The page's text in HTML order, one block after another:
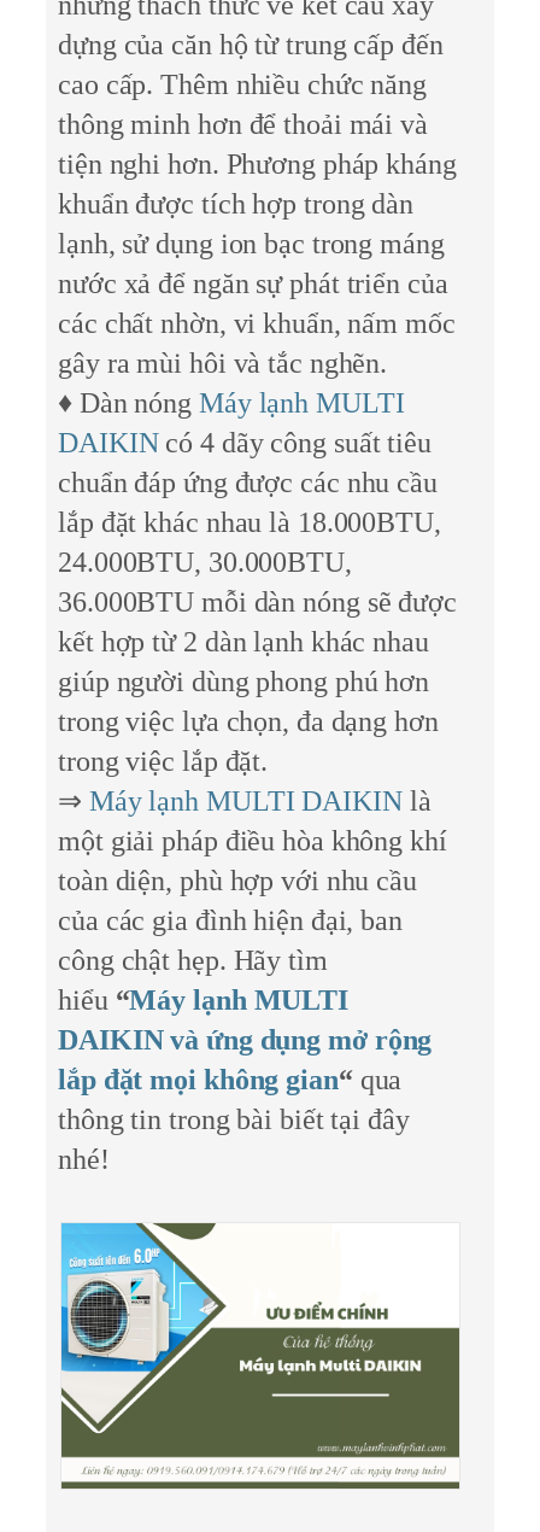
dựng của căn hộ từ trung cấp đến
cao cấp. Thêm nhiều chức năng
thông minh hơn để thoải mái và
tiện nghi hơn. Phương pháp kháng
khuẩn được tích hợp trong dàn
lạnh, sử dụng ion bạc trong máng
nước xả để ngăn sự phát triển của
các chất nhờn, vi khuẩn, nấm mốc
gây ra mùi hôi và tắc nghẽn.
♦ Dàn nóng Máy lạnh MULTI
DAIKIN có 4 dãy công suất tiêu
chuẩn đáp ứng được các nhu cầu
lắp đặt khác nhau là 18.000BTU,
24.000BTU, 30.000BTU,
36.000BTU mỗi dàn nóng sẽ được
kết hợp từ 2 dàn lạnh khác nhau
giúp người dùng phong phú hơn
trong việc lựa chọn, đa dạng hơn
trong việc lắp đặt.
⇒ Máy lạnh MULTI DAIKIN là
một giải pháp điều hòa không khí
toàn diện, phù hợp với nhu cầu
của các gia đình hiện đại, ban
công chật hẹp. Hãy tìm
hiểu “Máy lạnh MULTI
DAIKIN và ứng dụng mở rộng
lắp đặt mọi không gian“ qua
thông tin trong bài biết tại đây
nhé!